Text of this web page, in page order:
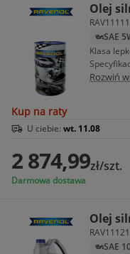
Olej
SAE
Klasa
Rozwiń
Kup na raty
U ciebie: wt. 11.08
2 874,99zł/szt.
Darmowa dostawa
Olej
SAE